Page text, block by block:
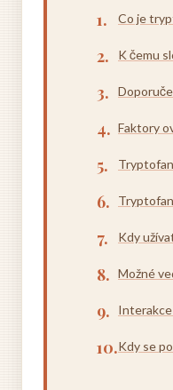
Co je
K čemu
Faktory
Kdy
Možné
Kdy se